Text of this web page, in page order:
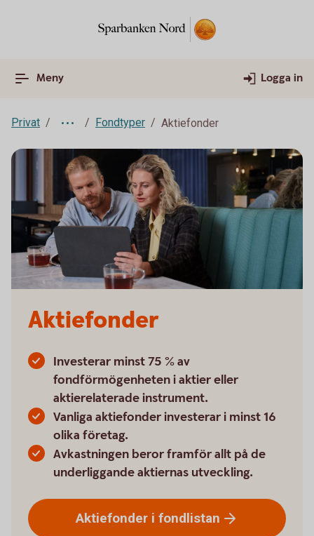
Meny Logga in
Privat Fondtyper Aktiefonder
Aktiefonder
Investerar minst 75 % av
fondförmögenheten i aktier eller
aktierelaterade instrument.
Vanliga aktiefonder investerar i minst 16
olika företag.
Avkastningen beror framför allt på de
underliggande aktiernas utveckling.
Aktiefonder i fondlistan